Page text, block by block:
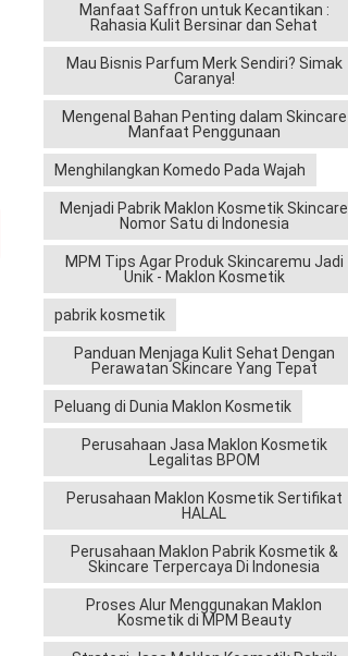
Manfaat Saffron untuk Kecantikan :
Rahasia Kulit Bersinar dan Sehat
Mau Bisnis Parfum Merk Sendiri? Simak
Caranya!
Mengenal Bahan Penting dalam Skincare
Manfaat Penggunaan
Menghilangkan Komedo Pada Wajah
Menjadi Pabrik Maklon Kosmetik Skincare
Nomor Satu di Indonesia
MPM Tips Agar Produk Skincaremu Jadi
Unik - Maklon Kosmetik
pabrik kosmetik
Panduan Menjaga Kulit Sehat Dengan
Perawatan Skincare Yang Tepat
Peluang di Dunia Maklon Kosmetik
Perusahaan Jasa Maklon Kosmetik
Legalitas BPOM
Perusahaan Maklon Kosmetik Sertifikat
HALAL
Perusahaan Maklon Pabrik Kosmetik &
Skincare Terpercaya Di Indonesia
Proses Alur Menggunakan Maklon
Kosmetik di MPM Beauty